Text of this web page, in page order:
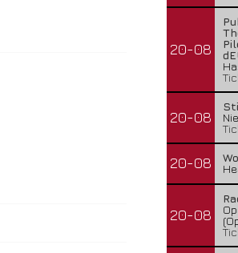
20-08
20-08
20-08
20-08